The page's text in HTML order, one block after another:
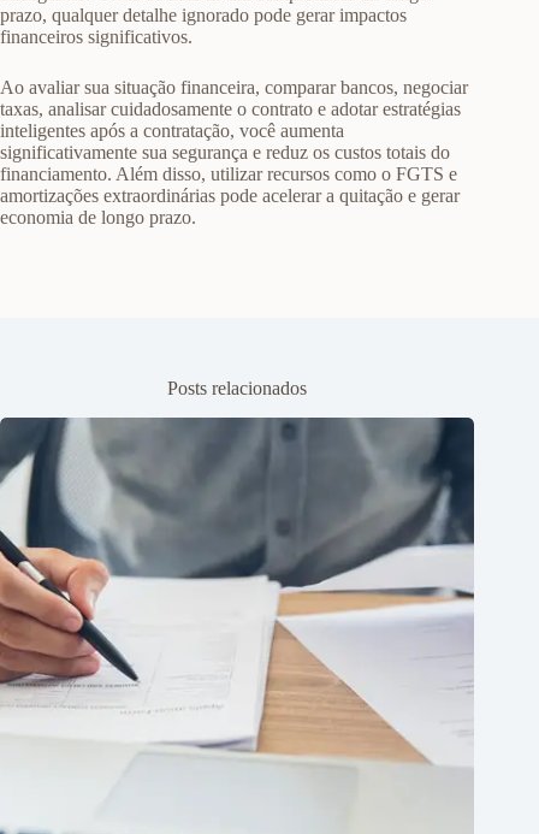
prazo, qualquer detalhe ignorado pode gerar impactos
financeiros significativos.
Ao avaliar sua situação financeira, comparar bancos, negociar
taxas, analisar cuidadosamente o contrato e adotar estratégias
inteligentes após a contratação, você aumenta
significativamente sua segurança e reduz os custos totais do
financiamento. Além disso, utilizar recursos como o FGTS e
amortizações extraordinárias pode acelerar a quitação e gerar
economia de longo prazo.
Posts relacionados